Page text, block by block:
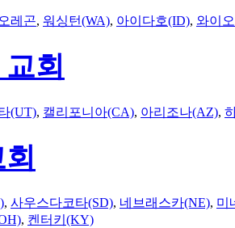
오레곤, 워싱턴(WA), 아이다호(ID), 와이
회
(UT), 캘리포니아(CA), 아리조나(AZ),
, 사우스다코타(SD), 네브래스카(NE), 미
, 켄터키(KY)